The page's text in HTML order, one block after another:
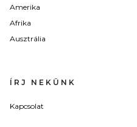
Amerika
Afrika
Ausztrália
ÍRJ NEKÜNK
Kapcsolat